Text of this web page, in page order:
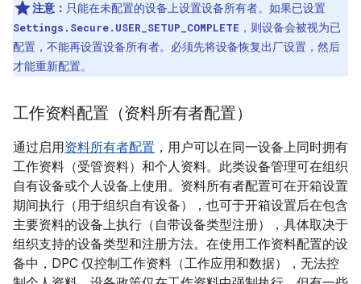
注意： 只能在未配置的设备上设置设备所有者。如果已设置
Settings.Secure.USER_SETUP_COMPLETE ，则设备会被视为已
配置，不能再设置设备所有者。必须先将设备恢复出厂设置，然后
才能重新配置。
工作资料配置（资料所有者配置）
通过启用资料所有者配置 ，用户可以在同一设备上同时拥有
工作资料（受管资料）和个人资料。此类设备管理可在组织
自有设备或个人设备上使用。资料所有者配置可在开箱设置
期间执行（用于组织自有设备），也可于开箱设置后在包含
主要资料的设备上执行（自带设备类型注册），具体取决于
组织支持的设备类型和注册方法。在使用工作资料配置的设
备中，DPC 仅控制工作资料（工作应用和数据），无法控